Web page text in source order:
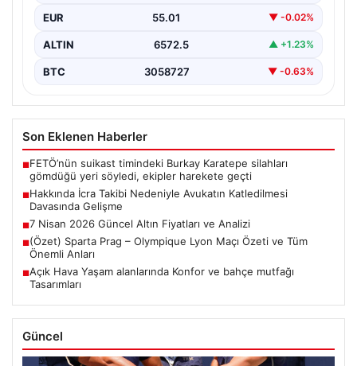
uğrayarak hayatını kaybetmesiyle…
EUR 55.01 ▼ -0.02%
ALTIN 6572.5 ▲ +1.23%
BTC 3058727 ▼ -0.63%
Son Eklenen Haberler
■FETÖ’nün suikast timindeki Burkay Karatepe silahları
gömdüğü yeri söyledi, ekipler harekete geçti
■Hakkında İcra Takibi Nedeniyle Avukatın Katledilmesi
Davasında Gelişme
■7 Nisan 2026 Güncel Altın Fiyatları ve Analizi
■(Özet) Sparta Prag – Olympique Lyon Maçı Özeti ve Tüm
Önemli Anları
■Açık Hava Yaşam alanlarında Konfor ve bahçe mutfağı
Tasarımları
Güncel